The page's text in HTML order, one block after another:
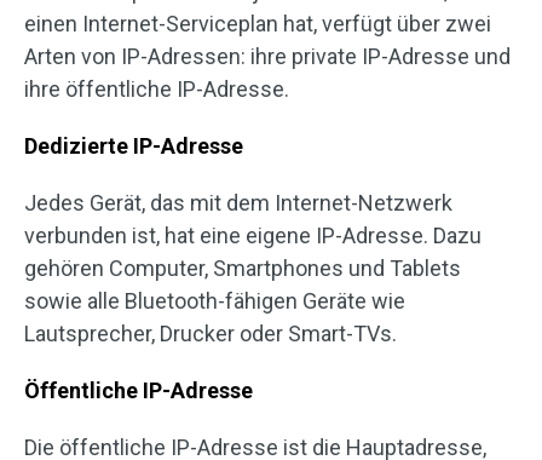
einen Internet-Serviceplan hat, verfügt über zwei
Arten von IP-Adressen: ihre private IP-Adresse und
ihre öffentliche IP-Adresse.
Dedizierte IP-Adresse
Jedes Gerät, das mit dem Internet-Netzwerk
verbunden ist, hat eine eigene IP-Adresse. Dazu
gehören Computer, Smartphones und Tablets
sowie alle Bluetooth-fähigen Geräte wie
Lautsprecher, Drucker oder Smart-TVs.
Öffentliche IP-Adresse
Die öffentliche IP-Adresse ist die Hauptadresse,